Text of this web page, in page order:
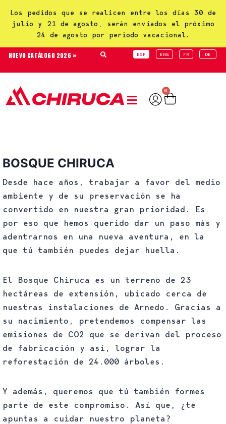
Los pedidos que se realicen entre los días 30 de
julio y 21 de agosto, serán enviados el próximo
24 de agosto por periodo vacacional.
NUEVO CATÁLOGO 2026 » ESP ENG FR DE
0
BOSQUE CHIRUCA
Desde hace años, trabajar a favor del medio
ambiente y de su preservación se ha
convertido en nuestra gran prioridad. Es
por eso que hemos querido dar un paso más y
adentrarnos en una nueva aventura, en la
que tú también puedes dejar huella.
El Bosque Chiruca es un terreno de 23
hectáreas de extensión, ubicado cerca de
nuestras instalaciones de Arnedo. Gracias a
su nacimiento, pretendemos compensar las
emisiones de CO2 que se derivan del proceso
de fabricación y así, lograr la
reforestación de 24.000 árboles.
Y además, queremos que tú también formes
parte de este compromiso. Así que, ¿te
apuntas a cuidar nuestro planeta?